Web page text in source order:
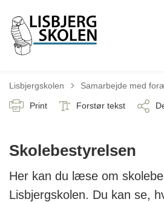
Lisbjergskolen Tilbage til
Samarbejde med
Print Forstør tekst
Skolebestyrelsen
Her kan du læse om
Lisbjergskolen. Du kan se,